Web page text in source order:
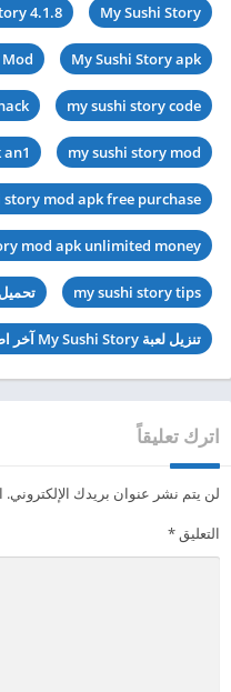
My Sushi Story
4.1.8
My Sushi Story apk
my sushi story code
my sushi story mod
story mod apk free purchase
mod apk unlimited money
my sushi story tips تحميل My Sushi Story مهكرة
تنزيل لعبة My Sushi Story آخر اصدار
اترك تعليقاً
لن يتم نشر عنوان بريدك الإلكتروني.
التعليق*